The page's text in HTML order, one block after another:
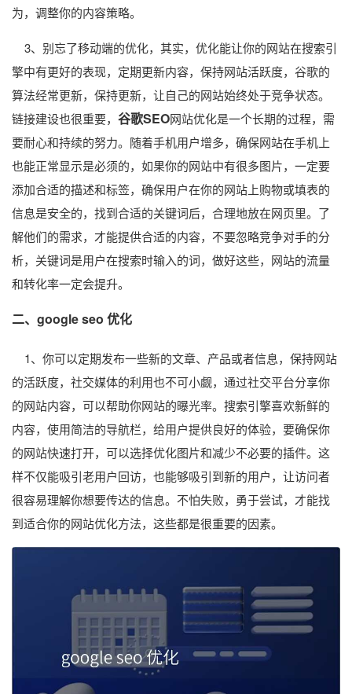
为，调整你的内容策略。
3、别忘了移动端的优化，其实，优化能让你的网站在搜索引
擎中有更好的表现，定期更新内容，保持网站活跃度，谷歌的
算法经常更新，保持更新，让自己的网站始终处于竞争状态。
链接建设也很重要， 谷歌SEO网站优化是一个长期的过程，需
要耐心和持续的努力。随着手机用户增多，确保网站在手机上
也能正常显示是必须的，如果你的网站中有很多图片，一定要
添加合适的描述和标签，确保用户在你的网站上购物或填表的
信息是安全的，找到合适的关键词后，合理地放在网页里。了
解他们的需求，才能提供合适的内容，不要忽略竞争对手的分
析，关键词是用户在搜索时输入的词，做好这些，网站的流量
和转化率一定会提升。
二、 google seo 优化
1、你可以定期发布一些新的文章、产品或者信息，保持网站
的活跃度，社交媒体的利用也不可小觑，通过社交平台分享你
的网站内容，可以帮助你网站的曝光率。搜索引擎喜欢新鲜的
内容，使用简洁的导航栏，给用户提供良好的体验，要确保你
的网站快速打开，可以选择优化图片和减少不必要的插件。这
样不仅能吸引老用户回访，也能够吸引到新的用户，让访问者
很容易理解你想要传达的信息。不怕失败，勇于尝试，才能找
到适合你的网站优化方法，这些都是很重要的因素。